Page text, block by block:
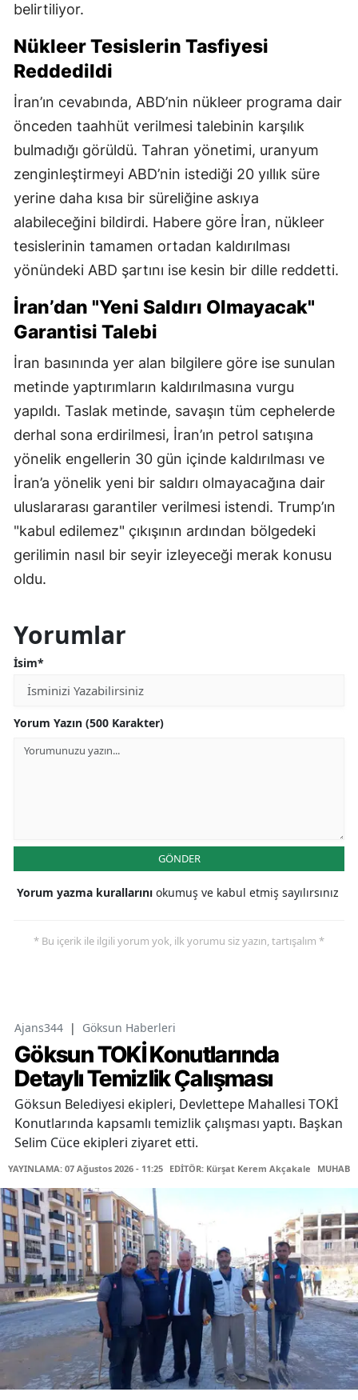
belirtiliyor.
Nükleer Tesislerin Tasfiyesi
Reddedildi
İran’ın cevabında, ABD’nin nükleer programa dair
önceden taahhüt verilmesi talebinin karşılık
bulmadığı görüldü. Tahran yönetimi, uranyum
zenginleştirmeyi ABD’nin istediği 20 yıllık süre
yerine daha kısa bir süreliğine askıya
alabileceğini bildirdi. Habere göre İran, nükleer
tesislerinin tamamen ortadan kaldırılması
yönündeki ABD şartını ise kesin bir dille reddetti.
İran’dan "Yeni Saldırı Olmayacak"
Garantisi Talebi
İran basınında yer alan bilgilere göre ise sunulan
metinde yaptırımların kaldırılmasına vurgu
yapıldı. Taslak metinde, savaşın tüm cephelerde
derhal sona erdirilmesi, İran’ın petrol satışına
yönelik engellerin 30 gün içinde kaldırılması ve
İran’a yönelik yeni bir saldırı olmayacağına dair
uluslararası garantiler verilmesi istendi. Trump’ın
"kabul edilemez" çıkışının ardından bölgedeki
gerilimin nasıl bir seyir izleyeceği merak konusu
oldu.
Yorumlar
İsim*
Yorum Yazın (500 Karakter)
GÖNDER
Yorum yazma kurallarını okumuş ve kabul etmiş sayılırsınız
* Bu içerik ile ilgili yorum yok, ilk yorumu siz yazın, tartışalım *
Ajans344 | Göksun Haberleri
Göksun TOKİ Konutlarında
Detaylı Temizlik Çalışması
Göksun Belediyesi ekipleri, Devlettepe Mahallesi TOKİ
Konutlarında kapsamlı temizlik çalışması yaptı. Başkan
Selim Cüce ekipleri ziyaret etti.
YAYINLAMA: 07 Ağustos 2026 - 11:25 EDİTÖR: Kürşat Kerem Akçakale